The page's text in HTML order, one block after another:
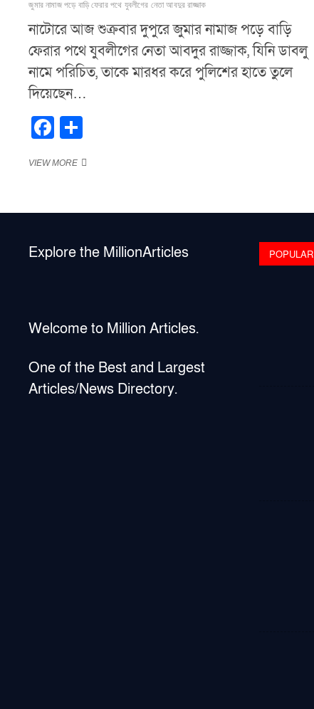
জুমার নামাজ পড়ে বাড়ি ফেরার পথে যুবলীগের নেতা আবদুর রাজ্জাক
নাটোরে আজ শুক্রবার দুপুরে জুমার নামাজ পড়ে বাড়ি
ফেরার পথে যুবলীগের নেতা আবদুর রাজ্জাক, যিনি ডাবলু
নামে পরিচিত, তাকে মারধর করে পুলিশের হাতে তুলে
দিয়েছেন…
F
c
b
o
o
ar
VIEW MORE“নাটোরে
দিয়ে
করল
Explore the MillionArticles
Welcome to Million Articles.
One of the Best and Largest
Articles/News Directory.
POPULAR